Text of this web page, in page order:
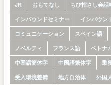
JR おもてなし ちび指さし会話
インバウンドセミナー
インバウン
コミュニケーション
スペイン語
ノベルティ
フランス語 ベトナ
中国語簡体字
中国語繁体字 乗
受入環境整備
地方自治体 外国